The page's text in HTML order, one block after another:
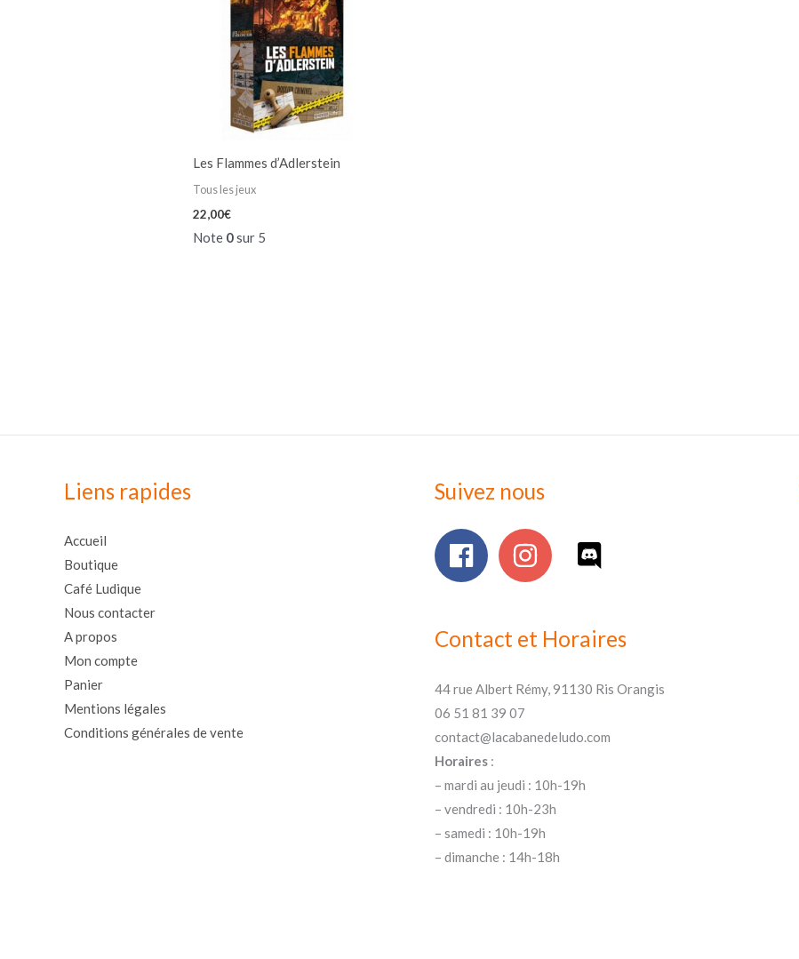
Les Flammes d’Adlerstein
Tous les jeux
22,00€
Note 0sur 5
Liens rapides
Accueil
Boutique
Café Ludique
Nous contacter
A propos
Mon compte
Panier
Mentions légales
Conditions générales de vente
Suivez nous
Contact et Horaires
44 rue Albert Rémy, 91130 Ris Orangis
06 51 81 39 07
contact@lacabanedeludo.com
Horaires:
– mardi au jeudi : 10h-19h
– vendredi : 10h-23h
– samedi : 10h-19h
– dimanche : 14h-18h